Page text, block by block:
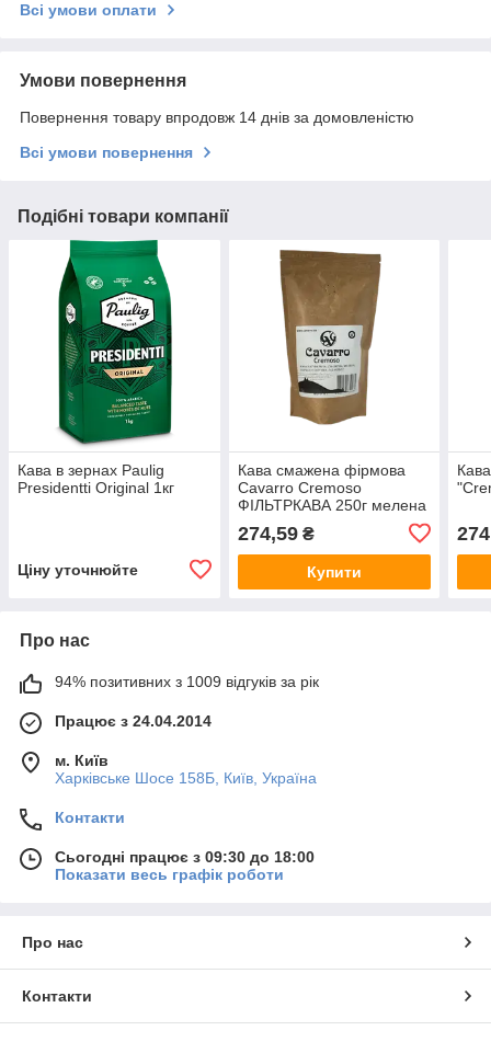
Всі умови оплати
Умови повернення
Повернення товару впродовж 14 днів за домовленістю
Всі умови повернення
Подібні товари компанії
Кава в зернах Paulig
Presidentti Original 1кг
Ціну уточнюйте
Кава смажена фірмова
Cavarro Cremoso
ФІЛЬТРКАВА 250г мелена
274,59₴
Купити
Про нас
94% позитивних з 1009 відгуків за рік
Працює з 24.04.2014
м. Київ
Харківське Шосе 158Б, Київ, Україна
Контакти
Сьогодні працює з 09:30 до 18:00
Показати весь графік роботи
Про нас
Контакти